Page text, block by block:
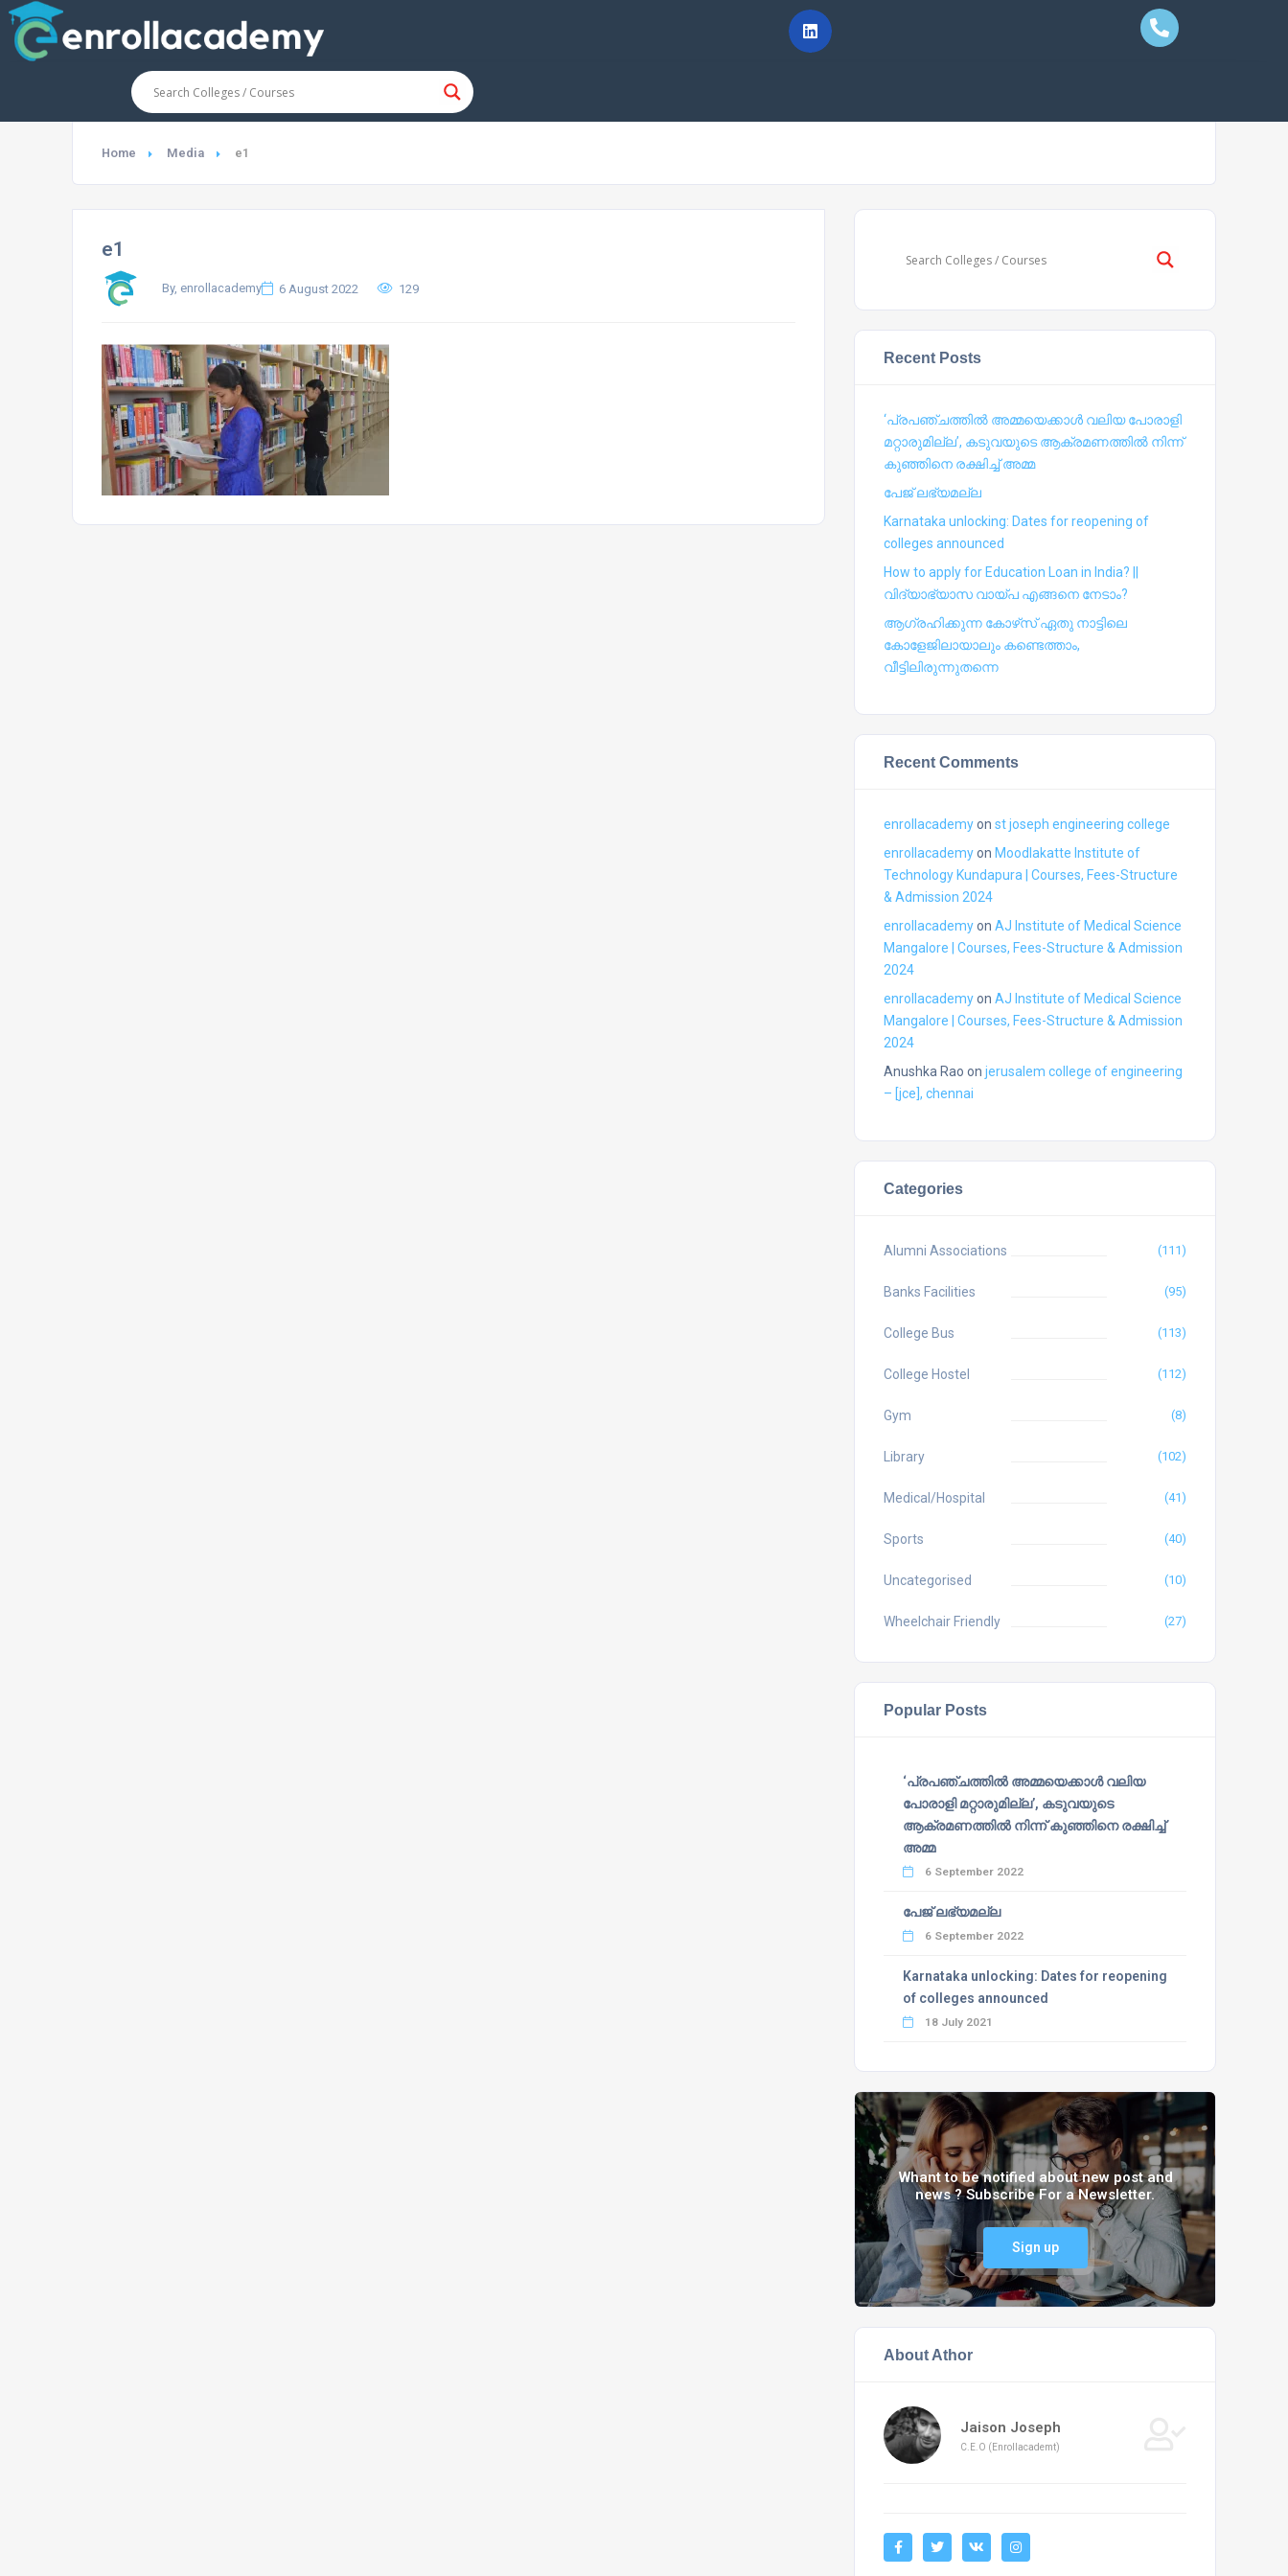
Home Media e1
e1
By, enrollacademy 6 August 2022 129
Recent Posts
‘പ്രപഞ്ചത്തില്‍ അമ്മയെക്കാള്‍ വലിയ പോരാളി
മറ്റാരുമില്ല’, കടുവയുടെ ആക്രമണത്തില്‍ നിന്ന്
കുഞ്ഞിനെ രക്ഷിച്ച് അമ്മ
പേജ് ലഭ്യമല്ല
Karnataka unlocking: Dates for reopening of
colleges announced
How to apply for Education Loan in India? ||
വിദ്യാഭ്യാസ വായ്പ എങ്ങനെ നേടാം?
ആഗ്രഹിക്കുന്ന കോഴ്‍സ് ഏതു നാട്ടിലെ
കോളേജിലായാലും കണ്ടെത്താം,
വീട്ടിലിരുന്നുതന്നെ
Recent Comments
enrollacademyon st joseph engineering college
enrollacademyon Moodlakatte Institute of
Technology Kundapura | Courses, Fees-Structure
& Admission 2024
enrollacademyon AJ Institute of Medical Science
Mangalore | Courses, Fees-Structure & Admission
2024
enrollacademyon AJ Institute of Medical Science
Mangalore | Courses, Fees-Structure & Admission
2024
Anushka Rao on jerusalem college of engineering
– [jce], chennai
Categories
Alumni Associations (111)
Banks Facilities (95)
College Bus (113)
College Hostel (112)
Gym (8)
Library (102)
Medical/Hospital (41)
Sports (40)
Uncategorised (10)
Wheelchair Friendly (27)
Popular Posts
‘പ്രപഞ്ചത്തില്‍ അമ്മയെക്കാള്‍ വലിയ
പോരാളി മറ്റാരുമില്ല’, കടുവയുടെ
ആക്രമണത്തില്‍ നിന്ന് കുഞ്ഞിനെ രക്ഷിച്ച്
അമ്മ
6 September 2022
പേജ് ലഭ്യമല്ല
6 September 2022
Karnataka unlocking: Dates for reopening
of colleges announced
18 July 2021
Whant to be notified about new post and
news ? Subscribe For a Newsletter.
Sign up
About Athor
Jaison Joseph
C.E.O (Enrollacademt)